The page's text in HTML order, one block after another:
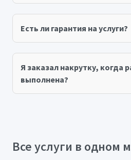
Есть ли гарантия на услуги?
Я заказал накрутку, когда
выполнена?
Все услуги в одном